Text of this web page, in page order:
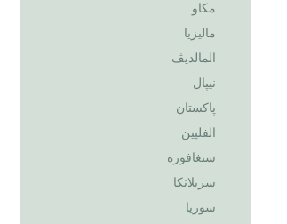
مكاو
ماليزيا
المالديڤ
نيپال
پاكستان
الفلپين
سنغافورة
سريلانكا
سوريا